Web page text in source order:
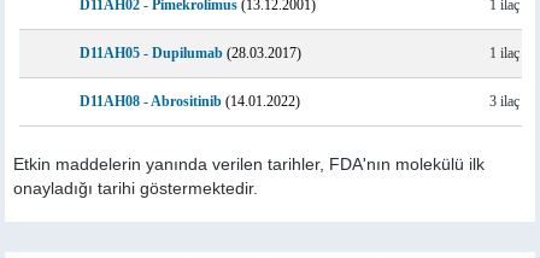
D11AH02 - Pimekrolimus (13.12.2001) 1 ilaç
D11AH05 - Dupilumab (28.03.2017) 1 ilaç
D11AH08 - Abrositinib (14.01.2022) 3 ilaç
Etkin maddelerin yanında verilen tarihler, FDA'nın molekülü ilk
onayladığı tarihi göstermektedir.